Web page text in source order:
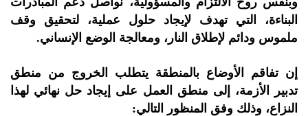
البناءة، التي تهدف لإيجاد حلول عملية، لتحقيق وقف
ملموس ودائم لإطلاق النار، ومعالجة الوضع الإنساني.
إن تفاقم الأوضاع بالمنطقة يتطلب الخروج من منطق
تدبير الأزمة، إلى منطق العمل على إيجاد حل نهائي لهذا
النزاع، وذلك وفق المنظور التالي: